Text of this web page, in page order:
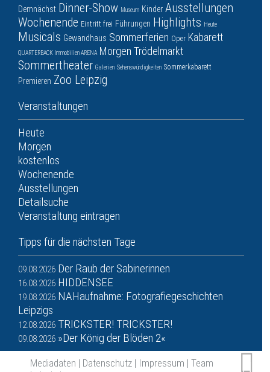
Demnächst Dinner-Show Museum Kinder Ausstellungen
Wochenende Eintritt frei Führungen Highlights Heute
Musicals Gewandhaus Sommerferien Oper Kabarett
QUARTERBACK Immobilien ARENA Morgen Trödelmarkt
Sommertheater Galerien Sehenswürdigkeiten Sommerkabarett
Premieren Zoo Leipzig
Veranstaltungen
Heute
Morgen
kostenlos
Wochenende
Ausstellungen
Detailsuche
Veranstaltung eintragen
Tipps für die nächsten Tage
09.08.2026 Der Raub der Sabinerinnen
16.08.2026 HIDDENSEE
19.08.2026 NAHaufnahme: Fotografiegeschichten
Leipzigs
12.08.2026 TRICKSTER! TRICKSTER!
09.08.2026 »Der König der Blöden 2«
Mediadaten | Datenschutz | Impressum | Team